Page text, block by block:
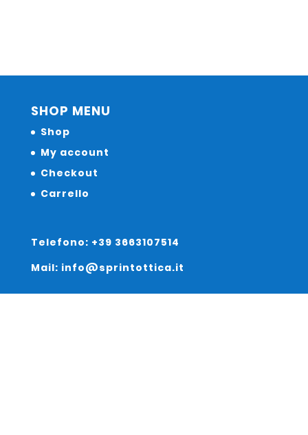
SHOP MENU
Shop
My account
Checkout
Carrello
Telefono: +39 3663107514
Mail: info@sprintottica.it